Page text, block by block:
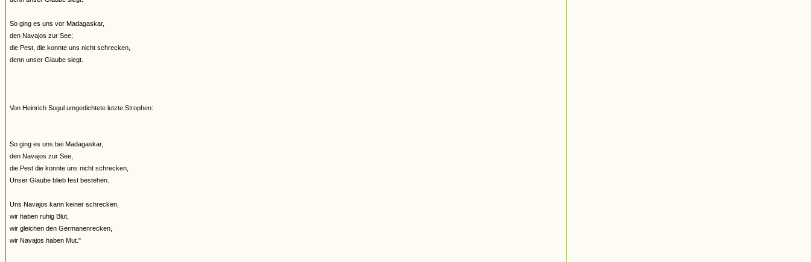
So ging es uns vor Madagaskar,
den Navajos zur See;
die Pest, die konnte uns nicht schrecken,
denn unser Glaube siegt.
Von Heinrich Sogul umgedichtete letzte Strophen:
So ging es uns bei Madagaskar,
den Navajos zur See,
die Pest die konnte uns nicht schrecken,
Unser Glaube blieb fest bestehen.
Uns Navajos kann keiner schrecken,
wir haben ruhig Blut,
wir gleichen den Germanenrecken,
wir Navajos haben Mut."